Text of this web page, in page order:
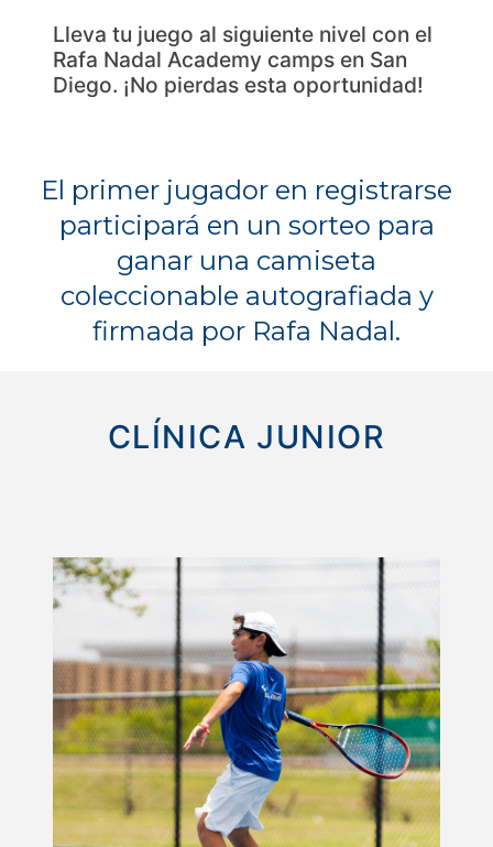
Lleva tu juego al siguiente nivel con el
Rafa Nadal Academy camps en San
Diego. ¡No pierdas esta oportunidad!
El primer jugador en registrarse
participará en un sorteo para
ganar una camiseta
coleccionable autografiada y
firmada por Rafa Nadal.
CLÍNICA JUNIOR